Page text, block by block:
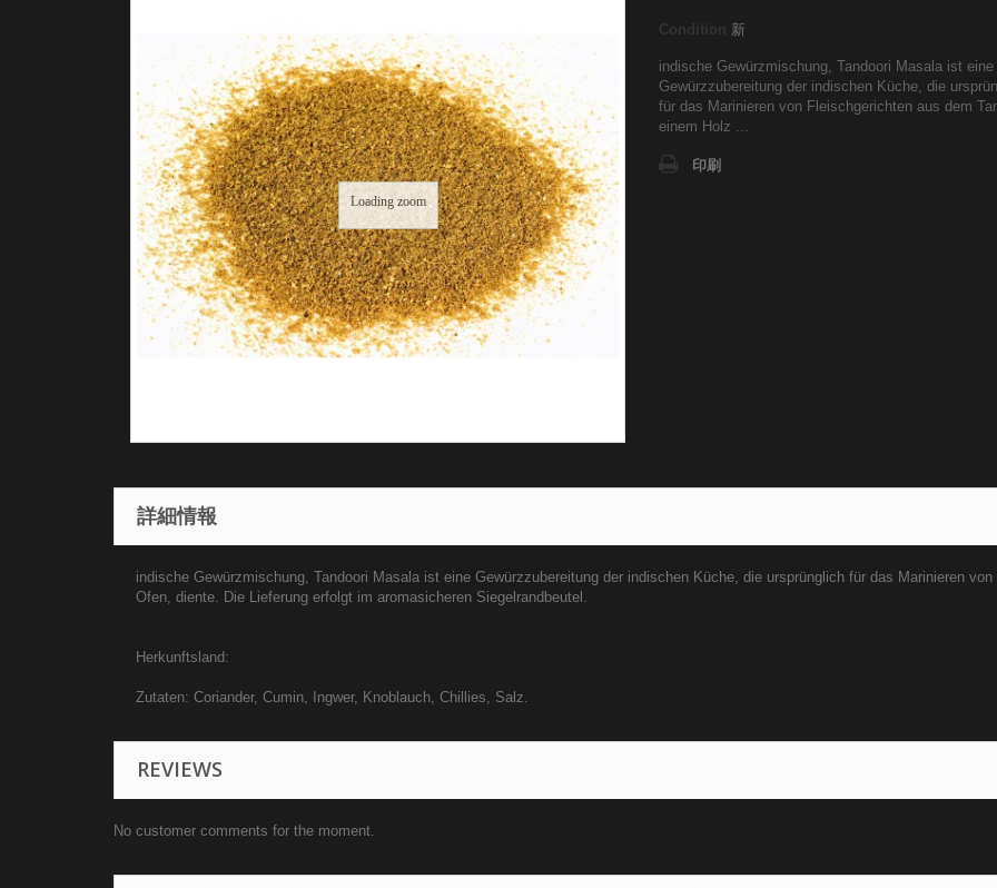
Loading zoom
Condition 新
indische Gewürzmischung, Tandoori Masala ist eine
Gewürzzubereitung der indischen Küche, die
für das Marinieren von Fleischgerichten aus dem
einem Holz ...
印刷
詳細情報
indische Gewürzmischung, Tandoori Masala ist eine Gewürzzubereitung der indischen Küche, die ursprünglich für das Marinieren
Ofen, diente. Die Lieferung erfolgt im aromasicheren Siegelrandbeutel.
Herkunftsland:
Zutaten: Coriander, Cumin, Ingwer, Knoblauch, Chillies, Salz.
REVIEWS
No customer comments for the moment.